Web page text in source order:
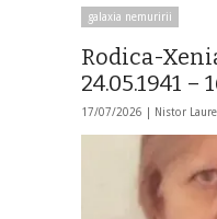
galaxia nemuririi
Rodica-
24.05.1941 –
17/07/2026 | Nistor